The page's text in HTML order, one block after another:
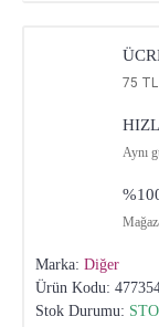
75
Aynı
Marka: Diğer
Ürün Kodu:
Stok Durumu: